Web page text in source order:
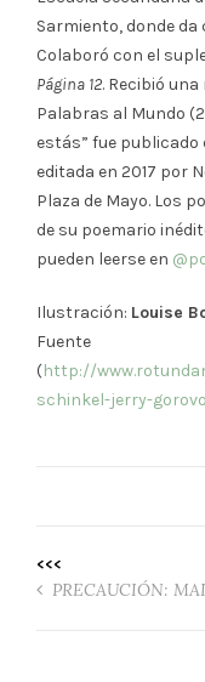
Sarmiento, donde
Colaboró con el
Página 12. Recibió
Palabras al Mundo
estás” fue
editada en 2017 por
Plaza de Mayo. Los
de su poemario
pueden leerse en
Ilustración: Louise
Fuente
(http://
schinkel-jerry-
<<<
PRECAUCIÓN: